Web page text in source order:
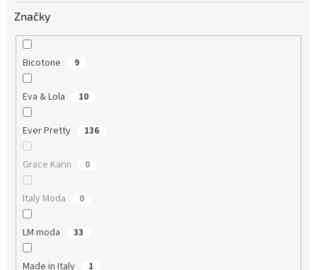
Značky
Bicotone 9
Eva & Lola 10
Ever Pretty 136
Grace Karin 0
Italy Moda 0
LM moda 33
Made in Italy 1